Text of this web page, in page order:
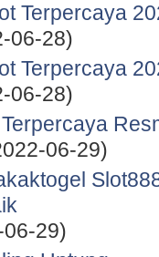
Terpercaya
06-28)
Terpercaya
06-28)
06-29)
29)